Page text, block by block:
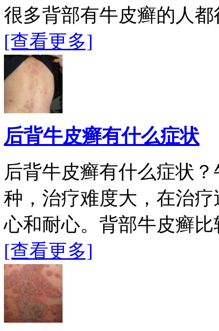
很多背部有牛皮癣的人
[查看更多]
后背牛皮癣有什么症状
后背牛皮癣有什么症状
种，治疗难度大，在治
心和耐心。背部牛皮癣
[查看更多]